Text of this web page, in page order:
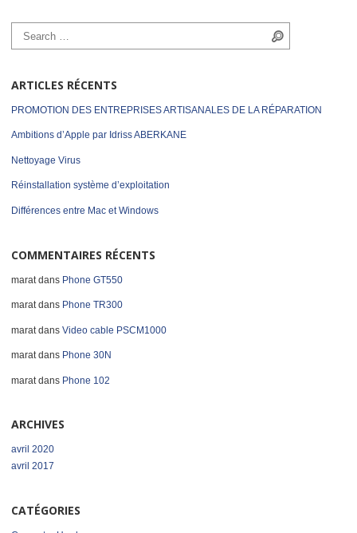
Search for:
ARTICLES RÉCENTS
PROMOTION DES ENTREPRISES ARTISANALES DE LA RÉPARATION
Ambitions d’Apple par Idriss ABERKANE
Nettoyage Virus
Réinstallation système d’exploitation
Différences entre Mac et Windows
COMMENTAIRES RÉCENTS
marat dans Phone GT550
maratdans Phone TR300
marat dans Video cable PSCM1000
maratdans Phone 30N
marat dans Phone 102
ARCHIVES
avril 2020
avril 2017
CATÉGORIES